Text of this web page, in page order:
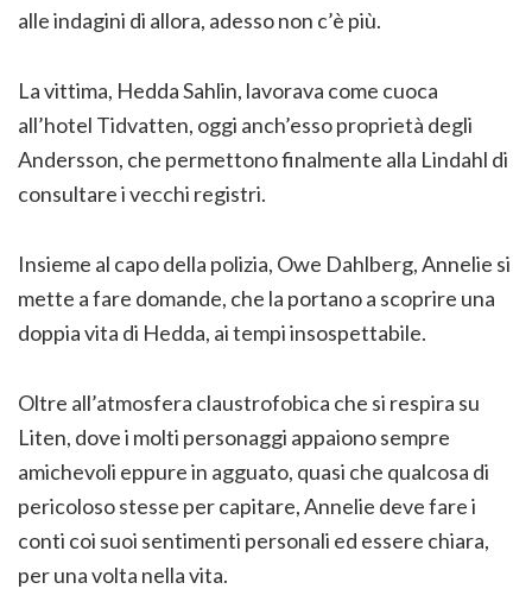
alle indagini di allora, adesso non c’è più.
La vittima, Hedda Sahlin, lavorava come cuoca
all’hotel Tidvatten, oggi anch’esso proprietà degli
Andersson, che permettono finalmente alla Lindahl di
consultare i vecchi registri.
Insieme al capo della polizia, Owe Dahlberg, Annelie si
mette a fare domande, che la portano a scoprire una
doppia vita di Hedda, ai tempi insospettabile.
Oltre all’atmosfera claustrofobica che si respira su
Liten, dove i molti personaggi appaiono sempre
amichevoli eppure in agguato, quasi che qualcosa di
pericoloso stesse per capitare, Annelie deve fare i
conti coi suoi sentimenti personali ed essere chiara,
per una volta nella vita.